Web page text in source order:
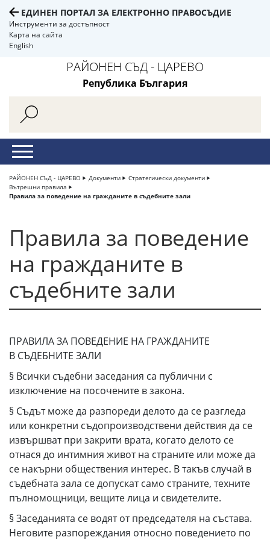
ЕДИНЕН ПОРТАЛ ЗА ЕЛЕКТРОННО ПРАВОСЪДИЕ
Инструменти за достъпност
Карта на сайта
English
РАЙОНЕН СЪД - ЦАРЕВО
Република България
РАЙОНЕН СЪД - ЦАРЕВО Документи
Стратегически документи
Вътрешни правила
Правила за поведение на гражданите в съдебните зали
Правила за поведение
на гражданите в
съдебните зали
ПРАВИЛА ЗА ПОВЕДЕНИЕ НА ГРАЖДАНИТЕ
В СЪДЕБНИТЕ ЗАЛИ
§ Всички съдебни заседания са публични с
изключение на посочените в закона.
§ Съдът може да разпореди делото да се разгледа
или конкретни съдопроизводствени действия да се
извършват при закрити врата, когато делото се
отнася до интимния живот на страните или може да
се накърни обществения интерес. В такъв случай в
съдебната зала се допускат само страните, техните
пълномощници, вещите лица и свидетелите.
§ Заседанията се водят от председателя на състава.
Неговите разпореждания относно поведението по